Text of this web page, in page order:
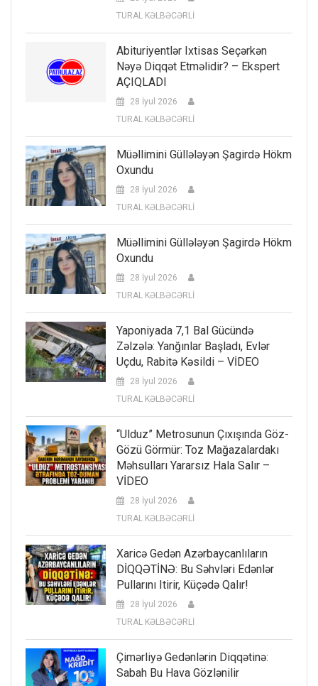
TURAL KƏLBƏCƏRLİ
Abituriyentlər Ixtisas Seçərkən
Nəyə Diqqət Etməlidir? – Ekspert
AÇIQLADI
28 İyul 2026
TURAL KƏLBƏCƏRLİ
Müəllimini Güllələyən Şagirdə Hökm
Oxundu
28 İyul 2026
TURAL KƏLBƏCƏRLİ
Müəllimini Güllələyən Şagirdə Hökm
Oxundu
28 İyul 2026
TURAL KƏLBƏCƏRLİ
Yaponiyada 7,1 Bal Gücündə
Zəlzələ: Yanğınlar Başladı, Evlər
Uçdu, Rabitə Kəsildi – VİDEO
28 İyul 2026
TURAL KƏLBƏCƏRLİ
“Ulduz” Metrosunun Çıxışında Göz-
Gözü Görmür: Toz Mağazalardakı
Məhsulları Yararsız Hala Salır –
VİDEO
28 İyul 2026
TURAL KƏLBƏCƏRLİ
Xaricə Gedən Azərbaycanlıların
DİQQƏTİNƏ: Bu Səhvləri Edənlər
Pullarını Itirir, Küçədə Qalır!
28 İyul 2026
TURAL KƏLBƏCƏRLİ
Çimərliyə Gedənlərin Diqqətinə:
Sabah Bu Hava Gözlənilir